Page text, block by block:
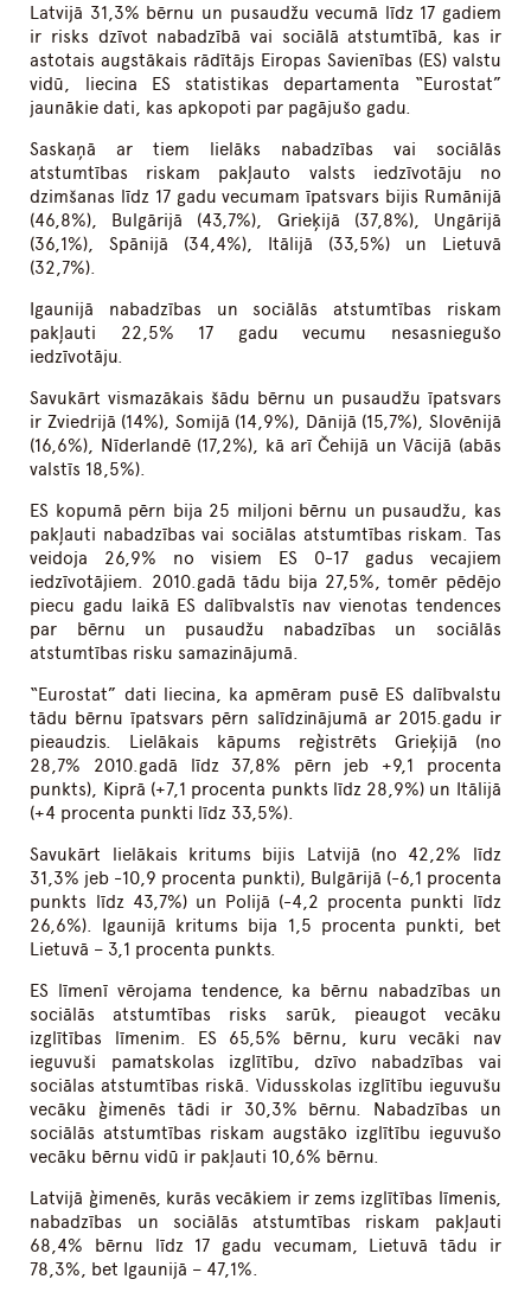
Latvijā 31,3% bērnu un pusaudžu vecumā līdz 17 gadiem
ir risks dzīvot nabadzībā vai sociālā atstumtībā, kas ir
astotais augstākais rādītājs Eiropas Savienības (ES) valstu
vidū, liecina ES statistikas departamenta “Eurostat”
jaunākie dati, kas apkopoti par pagājušo gadu.
Saskaņā ar tiem lielāks nabadzības vai sociālās
atstumtības riskam pakļauto valsts iedzīvotāju no
dzimšanas līdz 17 gadu vecumam īpatsvars bijis Rumānijā
(46,8%), Bulgārijā (43,7%), Grieķijā (37,8%), Ungārijā
(36,1%), Spānijā (34,4%), Itālijā (33,5%) un Lietuvā
(32,7%).
Igaunijā nabadzības un sociālās atstumtības riskam
pakļauti 22,5% 17 gadu vecumu nesasniegušo
iedzīvotāju.
Savukārt vismazākais šādu bērnu un pusaudžu īpatsvars
ir Zviedrijā (14%), Somijā (14,9%), Dānijā (15,7%), Slovēnijā
(16,6%), Nīderlandē (17,2%), kā arī Čehijā un Vācijā (abās
valstīs 18,5%).
ES kopumā pērn bija 25 miljoni bērnu un pusaudžu, kas
pakļauti nabadzības vai sociālas atstumtības riskam. Tas
veidoja 26,9% no visiem ES 0-17 gadus vecajiem
iedzīvotājiem. 2010.gadā tādu bija 27,5%, tomēr pēdējo
piecu gadu laikā ES dalībvalstīs nav vienotas tendences
par bērnu un pusaudžu nabadzības un sociālās
atstumtības risku samazinājumā.
“Eurostat” dati liecina, ka apmēram pusē ES dalībvalstu
tādu bērnu īpatsvars pērn salīdzinājumā ar 2015.gadu ir
pieaudzis. Lielākais kāpums reģistrēts Grieķijā (no
28,7% 2010.gadā līdz 37,8% pērn jeb +9,1 procenta
punkts), Kiprā (+7,1 procenta punkts līdz 28,9%) un Itālijā
(+4 procenta punkti līdz 33,5%).
Savukārt lielākais kritums bijis Latvijā (no 42,2% līdz
31,3% jeb -10,9 procenta punkti), Bulgārijā (-6,1 procenta
punkts līdz 43,7%) un Polijā (-4,2 procenta punkti līdz
26,6%). Igaunijā kritums bija 1,5 procenta punkti, bet
Lietuvā – 3,1 procenta punkts.
ES līmenī vērojama tendence, ka bērnu nabadzības un
sociālās atstumtības risks sarūk, pieaugot vecāku
izglītības līmenim. ES 65,5% bērnu, kuru vecāki nav
ieguvuši pamatskolas izglītību, dzīvo nabadzības vai
sociālas atstumtības riskā. Vidusskolas izglītību ieguvušu
vecāku ģimenēs tādi ir 30,3% bērnu. Nabadzības un
sociālās atstumtības riskam augstāko izglītību ieguvušo
vecāku bērnu vidū ir pakļauti 10,6% bērnu.
Latvijā ģimenēs, kurās vecākiem ir zems izglītības līmenis,
nabadzības un sociālās atstumtības riskam pakļauti
68,4% bērnu līdz 17 gadu vecumam, Lietuvā tādu ir
78,3%, bet Igaunijā – 47,1%.